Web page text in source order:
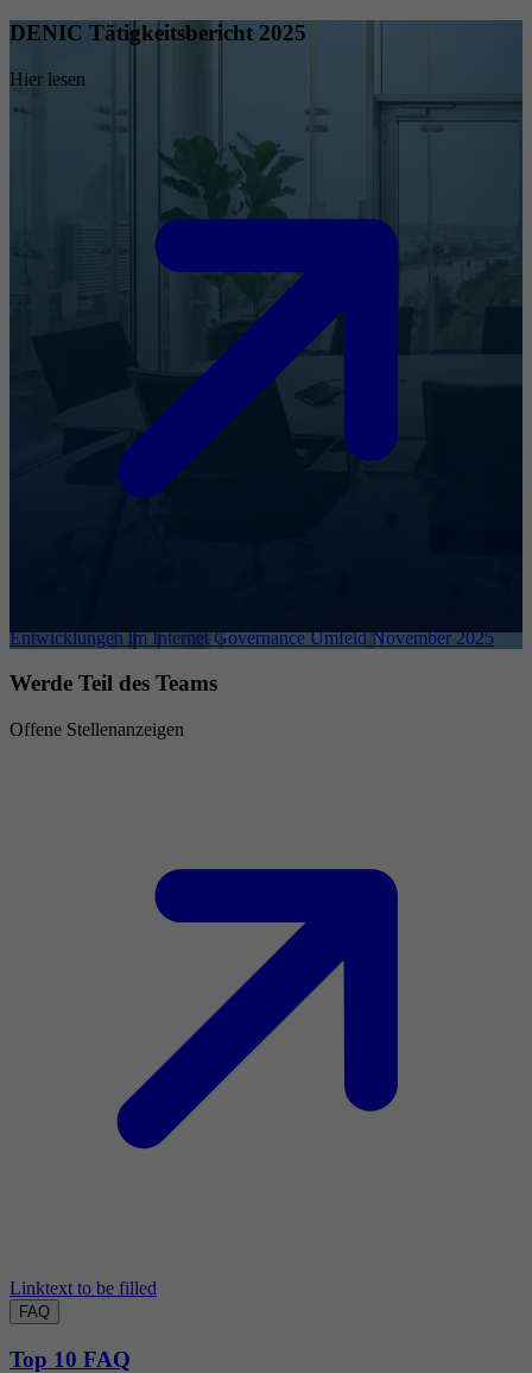
DENIC Tätigkeitsbericht 2025
Hier lesen
Entwicklungen im Internet Governance Umfeld November 2025
Werde Teil des Teams
Offene Stellenanzeigen
Linktext to be filled
FAQ
Top 10 FAQ